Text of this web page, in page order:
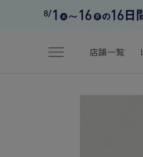
menu 店舗一覧